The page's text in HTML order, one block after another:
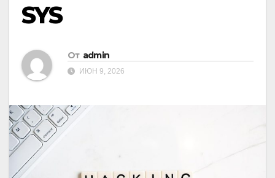
SYS
От admin
ИЮН 9, 2026